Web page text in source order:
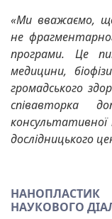
«Ми вважаємо,
не
програми. Це
медицини,
громадського
співавторка
консультативної
дослідницького
НАУКОВОГО